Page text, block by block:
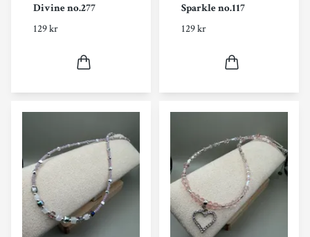
Divine no.277
129 kr
Sparkle no.117
129 kr